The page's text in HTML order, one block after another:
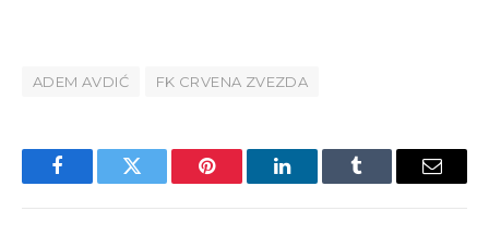
ADEM AVDIĆ FK CRVENA ZVEZDA
FacebookTwitter Pinterest LinkedInTumblr Email